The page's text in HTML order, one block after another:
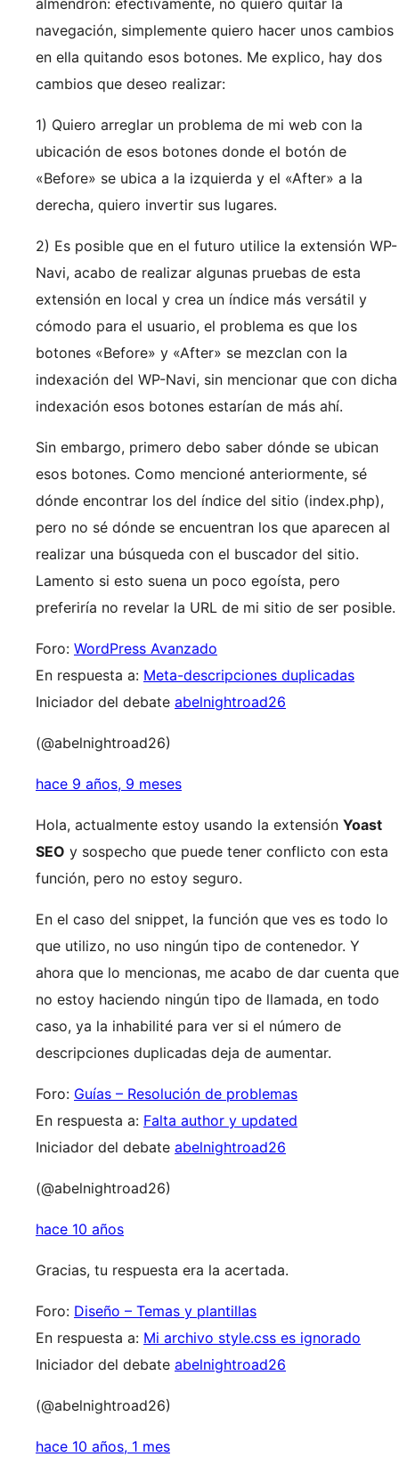
almendron: efectivamente, no quiero quitar la
navegación, simplemente quiero hacer unos cambios
en ella quitando esos botones. Me explico, hay dos
cambios que deseo realizar:
1) Quiero arreglar un problema de mi web con la
ubicación de esos botones donde el botón de
«Before» se ubica a la izquierda y el «After» a la
derecha, quiero invertir sus lugares.
2) Es posible que en el futuro utilice la extensión WP-
Navi, acabo de realizar algunas pruebas de esta
extensión en local y crea un índice más versátil y
cómodo para el usuario, el problema es que los
botones «Before» y «After» se mezclan con la
indexación del WP-Navi, sin mencionar que con dicha
indexación esos botones estarían de más ahí.
Sin embargo, primero debo saber dónde se ubican
esos botones. Como mencioné anteriormente, sé
dónde encontrar los del índice del sitio (index.php),
pero no sé dónde se encuentran los que aparecen al
realizar una búsqueda con el buscador del sitio.
Lamento si esto suena un poco egoísta, pero
preferiría no revelar la URL de mi sitio de ser posible.
Foro: WordPress Avanzado
En respuesta a: Meta-descripciones duplicadas
Iniciador del debate abelnightroad26
(@abelnightroad26)
hace 9 años, 9 meses
Hola, actualmente estoy usando la extensión Yoast
SEO y sospecho que puede tener conflicto con esta
función, pero no estoy seguro.
En el caso del snippet, la función que ves es todo lo
que utilizo, no uso ningún tipo de contenedor. Y
ahora que lo mencionas, me acabo de dar cuenta que
no estoy haciendo ningún tipo de llamada, en todo
caso, ya la inhabilité para ver si el número de
descripciones duplicadas deja de aumentar.
Foro: Guías – Resolución de problemas
En respuesta a: Falta author y updated
Iniciador del debate abelnightroad26
(@abelnightroad26)
hace 10 años
Gracias, tu respuesta era la acertada.
Foro: Diseño – Temas y plantillas
En respuesta a: Mi archivo style.css es ignorado
Iniciador del debate abelnightroad26
(@abelnightroad26)
hace 10 años, 1 mes